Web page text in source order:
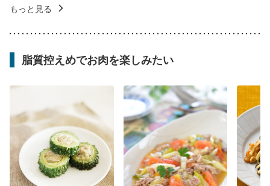
もっと見る
脂質控えめでお肉を楽しみたい